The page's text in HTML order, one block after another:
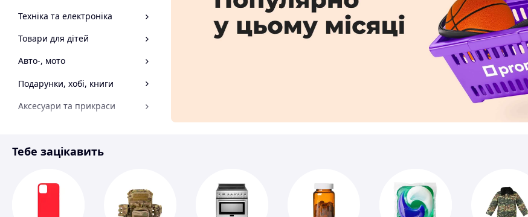
Техніка та електроніка
Товари для дітей
Авто-, мото
Подарунки, хобі, книги
Аксесуари та прикраси
Спорт і відпочинок
Тебе зацікавить